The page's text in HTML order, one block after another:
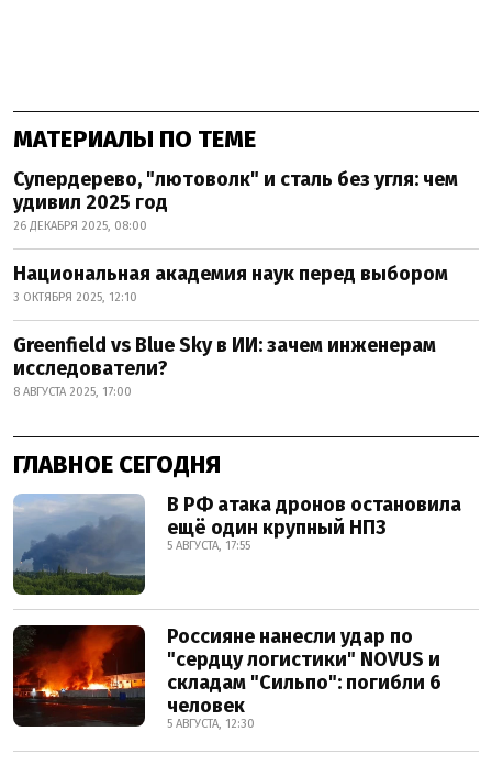
МАТЕРИАЛЫ ПО ТЕМЕ
Супердерево, "лютоволк" и сталь без угля: чем
удивил 2025 год
26 ДЕКАБРЯ 2025, 08:00
Национальная академия наук перед выбором
3 ОКТЯБРЯ 2025, 12:10
Greenfield vs Blue Sky в ИИ: зачем инженерам
исследователи?
8 АВГУСТА 2025, 17:00
ГЛАВНОЕ СЕГОДНЯ
В РФ атака дронов остановила
ещё один крупный НПЗ
5 АВГУСТА, 17:55
Россияне нанесли удар по
"сердцу логистики" NOVUS и
складам "Сильпо": погибли 6
человек
5 АВГУСТА, 12:30